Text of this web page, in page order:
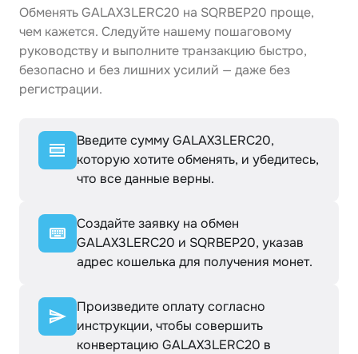
Обменять GALAX3LERC20 на SQRBEP20 проще,
чем кажется. Следуйте нашему пошаговому
руководству и выполните транзакцию быстро,
безопасно и без лишних усилий — даже без
регистрации.
Введите сумму GALAX3LERC20,
которую хотите обменять, и убедитесь,
что все данные верны.
Создайте заявку на обмен
GALAX3LERC20 и SQRBEP20, указав
адрес кошелька для получения монет.
Произведите оплату согласно
инструкции, чтобы совершить
конвертацию GALAX3LERC20 в